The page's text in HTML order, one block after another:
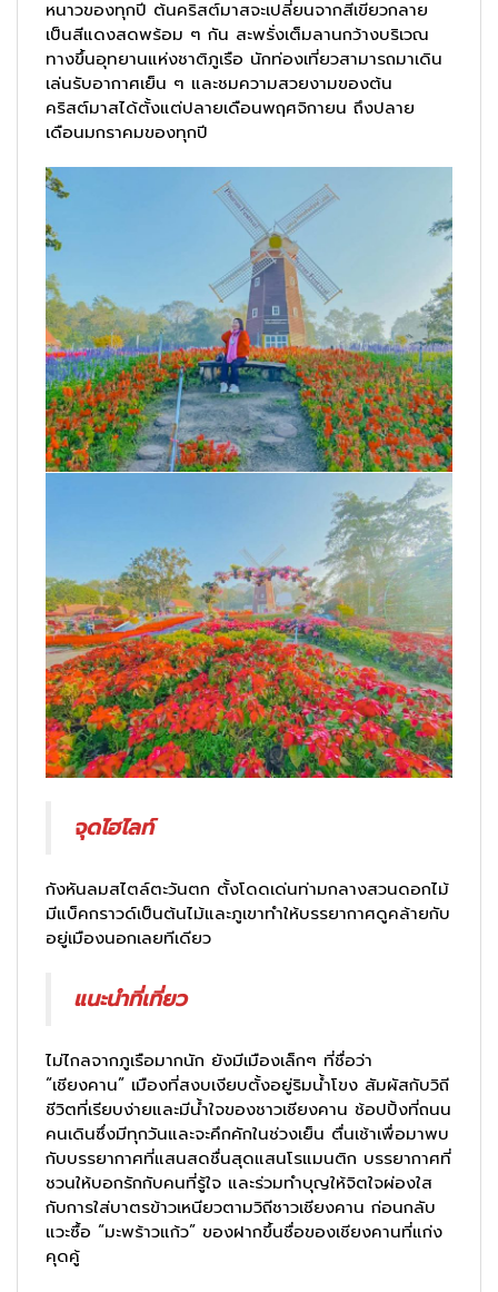
หนาวของทุกปี ต้นคริสต์มาสจะเปลี่ยนจากสีเขียวกลาย
เป็นสีแดงสดพร้อม ๆ กัน สะพรั่งเต็มลานกว้างบริเวณ
ทางขึ้นอุทยานแห่งชาติภูเรือ นักท่องเที่ยวสามารถมาเดิน
เล่นรับอากาศเย็น ๆ และชมความสวยงามของต้น
คริสต์มาสได้ตั้งแต่ปลายเดือนพฤศจิกายน ถึงปลาย
เดือนมกราคมของทุกปี
จุดไฮไลท์
กังหันลมสไตล์ตะวันตก ตั้งโดดเด่นท่ามกลางสวนดอกไม้
มีแบ็คกราวด์เป็นต้นไม้และภูเขาทำให้บรรยากาศดูคล้ายกับ
อยู่เมืองนอกเลยทีเดียว
แนะนำที่เที่ยว
ไม่ไกลจากภูเรือมากนัก ยังมีเมืองเล็กๆ ที่ชื่อว่า
“เชียงคาน” เมืองที่สงบเงียบตั้งอยู่ริมน้ำโขง สัมผัสกับวิถี
ชีวิตที่เรียบง่ายและมีน้ำใจของชาวเชียงคาน ช้อปปิ้งที่ถนน
คนเดินซึ่งมีทุกวันและจะคึกคักในช่วงเย็น ตื่นเช้าเพื่อมาพบ
กับบรรยากาศที่แสนสดชื่นสุดแสนโรแมนติก บรรยากาศที่
ชวนให้บอกรักกับคนที่รู้ใจ และร่วมทำบุญให้จิตใจผ่องใส
กับการใส่บาตรข้าวเหนียวตามวิถีชาวเชียงคาน ก่อนกลับ
แวะซื้อ “มะพร้าวแก้ว” ของฝากขึ้นชื่อของเชียงคานที่แก่ง
คุดคู้